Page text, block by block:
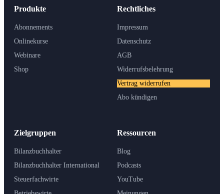
Produkte
Abonnements
Onlinekurse
Webinare
Shop
Zielgruppen
Bilanzbuchhalter
Bilanzbuchhalter International
Steuerfachwirte
Ressourcen
Blog
Podcasts
YouTube
Rechtliches
Impressum
Datenschutz
AGB
Widerrufsbelehrung
Vertrag widerrufen
Abo kündigen